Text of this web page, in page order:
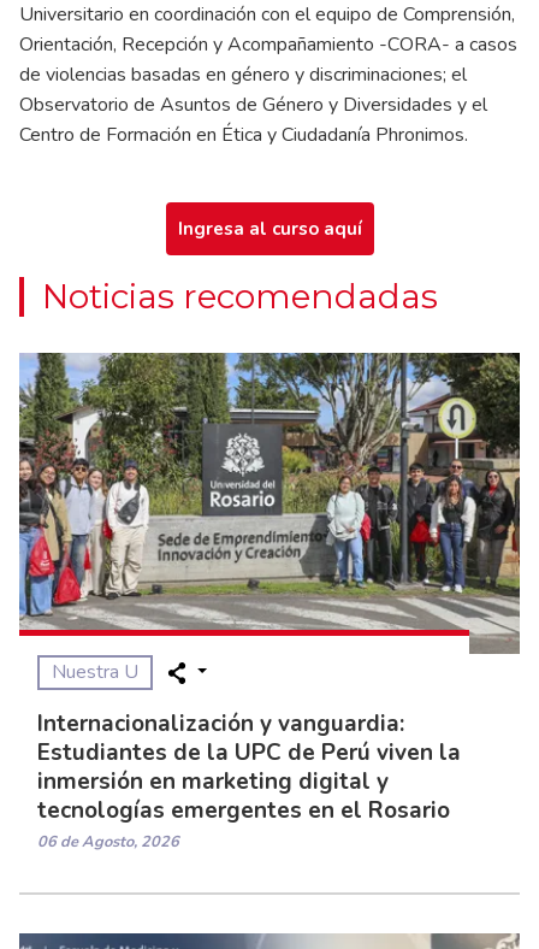
Universitario en coordinación con el equipo de Comprensión,
Orientación, Recepción y Acompañamiento -CORA- a casos
de violencias basadas en género y discriminaciones; el
Observatorio de Asuntos de Género y Diversidades y el
Centro de Formación en Ética y Ciudadanía Phronimos.
Ingresa al curso aquí
Noticias recomendadas
Nuestra U
Internacionalización y vanguardia:
Estudiantes de la UPC de Perú viven la
inmersión en marketing digital y
tecnologías emergentes en el Rosario
06 de Agosto, 2026